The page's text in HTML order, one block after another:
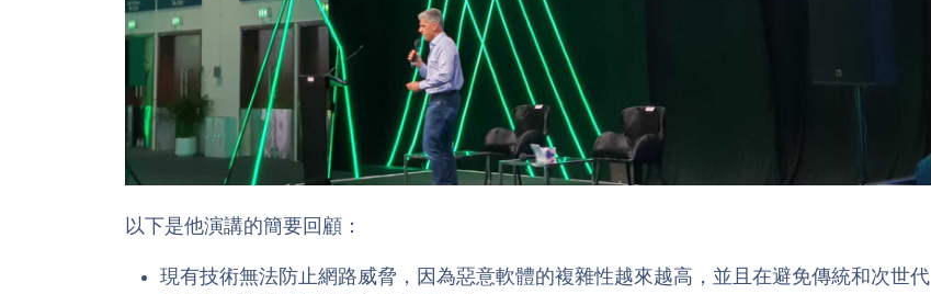
以下是他演講的簡要回顧：
現有技術無法防止網路威脅，因為惡意軟體的複雜性越來越高，並且在避免傳統和次世代